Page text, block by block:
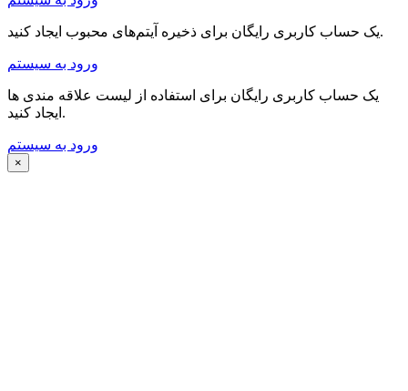
یک حساب کاربری رایگان برای ذخیره آیتم‌های محبوب ایجاد کنید.
ورود به سیستم
یک حساب کاربری رایگان برای استفاده از لیست علاقه مندی ها
ایجاد کنید.
ورود به سیستم
×